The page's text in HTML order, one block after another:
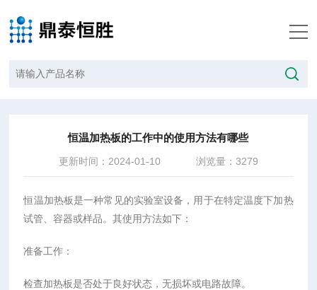
恒温加热板的工作中的使用方法有哪些
更新时间：2024-01-10 浏览量：3279
恒温加热板是一种常见的实验室设备，用于在特定温度下加热
试管、容器或样品。其使用方法如下：
准备工作：
检查加热板是否处于良好状态，无损坏或电路故障。